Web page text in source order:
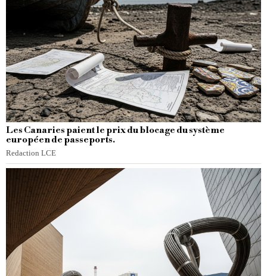
Les Canaries paient le prix du blocage du système
européen de passeports.
Redaction LCE